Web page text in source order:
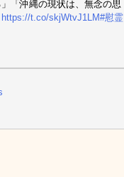
「沖縄の現状は、無念の思
https://t.co/skjWtvJ1LM#慰霊